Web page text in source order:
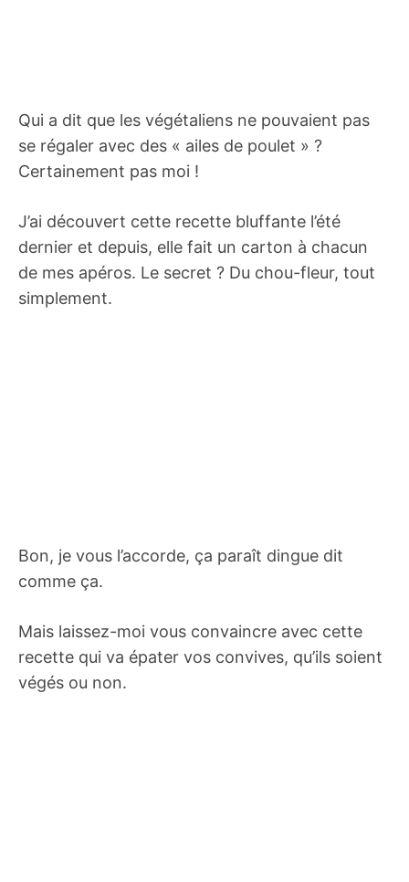
Qui a dit que les végétaliens ne pouvaient pas
se régaler avec des « ailes de poulet » ?
Certainement pas moi !
J’ai découvert cette recette bluffante l’été
dernier et depuis, elle fait un carton à chacun
de mes apéros. Le secret ? Du chou-fleur, tout
simplement.
Bon, je vous l’accorde, ça paraît dingue dit
comme ça.
Mais laissez-moi vous convaincre avec cette
recette qui va épater vos convives, qu’ils soient
végés ou non.